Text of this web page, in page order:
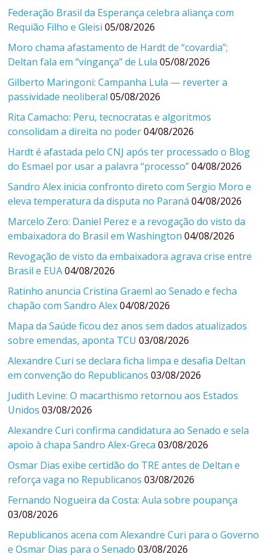
Federação Brasil da Esperança celebra aliança com
Requião Filho e Gleisi 05/08/2026
Moro chama afastamento de Hardt de “covardia”;
Deltan fala em “vingança” de Lula 05/08/2026
Gilberto Maringoni: Campanha Lula — reverter a
passividade neoliberal 05/08/2026
Rita Camacho: Peru, tecnocratas e algoritmos
consolidam a direita no poder 04/08/2026
Hardt é afastada pelo CNJ após ter processado o Blog
do Esmael por usar a palavra “processo” 04/08/2026
Sandro Alex inicia confronto direto com Sergio Moro e
eleva temperatura da disputa no Paraná 04/08/2026
Marcelo Zero: Daniel Perez e a revogação do visto da
embaixadora do Brasil em Washington 04/08/2026
Revogação de visto da embaixadora agrava crise entre
Brasil e EUA 04/08/2026
Ratinho anuncia Cristina Graeml ao Senado e fecha
chapão com Sandro Alex 04/08/2026
Mapa da Saúde ficou dez anos sem dados atualizados
sobre emendas, aponta TCU 03/08/2026
Alexandre Curi se declara ficha limpa e desafia Deltan
em convenção do Republicanos 03/08/2026
Judith Levine: O macarthismo retornou aos Estados
Unidos 03/08/2026
Alexandre Curi confirma candidatura ao Senado e sela
apoio à chapa Sandro Alex-Greca 03/08/2026
Osmar Dias exibe certidão do TRE antes de Deltan e
reforça vaga no Republicanos 03/08/2026
Fernando Nogueira da Costa: Aula sobre poupança
03/08/2026
Republicanos acena com Alexandre Curi para o Governo
e Osmar Dias para o Senado 03/08/2026